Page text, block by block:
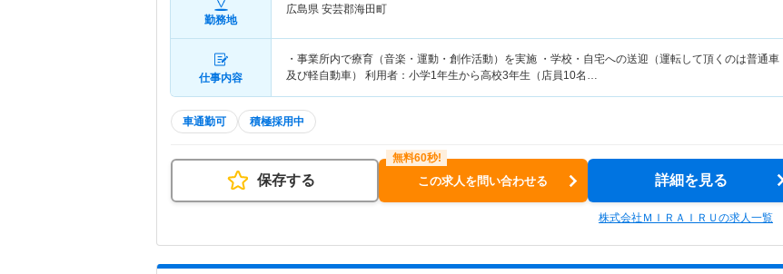
勤務地
広島県 安芸郡海田町
仕事内容
・事業所内で療育（音楽・運動・創作活動）を実施 ・学校・自宅への送迎（運転して頂くのは普通車
及び軽自動車） 利用者：小学1年生から高校3年生（店員10名…
車通勤可 積極採用中
保存する この求人を問い合わせる 詳細を見る
株式会社ＭＩＲＡＩＲＵの求人一覧